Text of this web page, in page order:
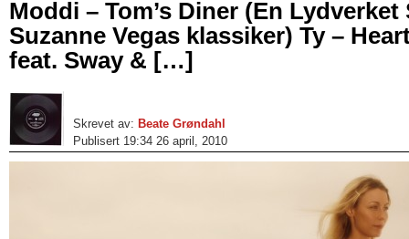
Moddi – Tom’s Diner (En Lydverket
Suzanne Vegas klassiker) Ty –
feat. Sway & […]
Skrevet av: Beate Grøndahl
Publisert 19:34 26 april, 2010